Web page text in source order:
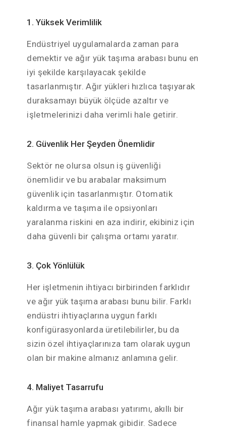
1. Yüksek Verimlilik
Endüstriyel uygulamalarda zaman para
demektir ve ağır yük taşıma arabası bunu en
iyi şekilde karşılayacak şekilde
tasarlanmıştır. Ağır yükleri hızlıca taşıyarak
duraksamayı büyük ölçüde azaltır ve
işletmelerinizi daha verimli hale getirir.
2. Güvenlik Her Şeyden Önemlidir
Sektör ne olursa olsun iş güvenliği
önemlidir ve bu arabalar maksimum
güvenlik için tasarlanmıştır. Otomatik
kaldırma ve taşıma ile opsiyonları
yaralanma riskini en aza indirir, ekibiniz için
daha güvenli bir çalışma ortamı yaratır.
3. Çok Yönlülük
Her işletmenin ihtiyacı birbirinden farklıdır
ve ağır yük taşıma arabası bunu bilir. Farklı
endüstri ihtiyaçlarına uygun farklı
konfigürasyonlarda üretilebilirler, bu da
sizin özel ihtiyaçlarınıza tam olarak uygun
olan bir makine almanız anlamına gelir.
4. Maliyet Tasarrufu
Ağır yük taşıma arabası yatırımı, akıllı bir
finansal hamle yapmak gibidir. Sadece